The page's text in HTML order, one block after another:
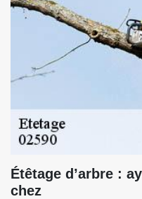
Étêtage d’arbre :
chez